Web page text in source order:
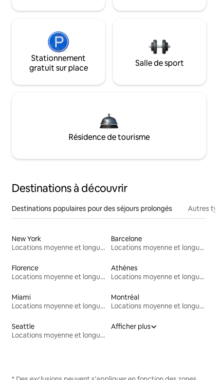
Stationnement
gratuit sur place
Salle de sport
Résidence de tourisme
Destinations à découvrir
Destinations populaires pour des séjours prolongés Autres
New York
Locations moyenne et longue durée
Barcelone
Locations moyenne et longue durée
Florence
Locations moyenne et longue durée
Athènes
Locations moyenne et longue durée
Miami
Locations moyenne et longue durée
Montréal
Locations moyenne et longue durée
Seattle
Locations moyenne et longue durée
Afficher plus